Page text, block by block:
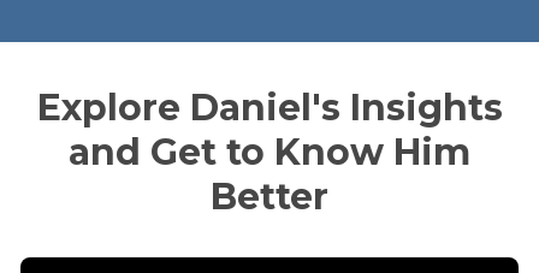
Explore Daniel's Insights
and Get to Know Him
Better